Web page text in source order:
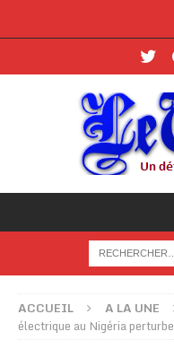
ACCUEIL A LA UNE
électrique au Nigéria